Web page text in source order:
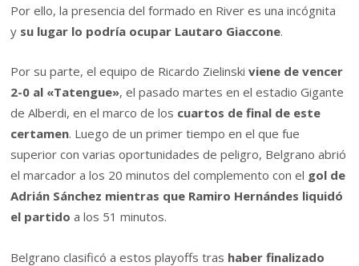
Por ello, la presencia del formado en River es una incógnita
y su lugar lo podría ocupar Lautaro Giaccone.
Por su parte, el equipo de Ricardo Zielinskiviene de vencer
2-0 al «Tatengue», el pasado martes en el estadio Gigante
de Alberdi, en el marco de los cuartos de final de este
certamen. Luego de un primer tiempo en el que fue
superior con varias oportunidades de peligro, Belgrano abrió
el marcador a los 20 minutos del complemento con el gol de
Adrián Sánchez mientras que Ramiro Hernándes liquidó
el partido a los 51 minutos.
Belgrano clasificó a estos playoffs tras haber finalizado